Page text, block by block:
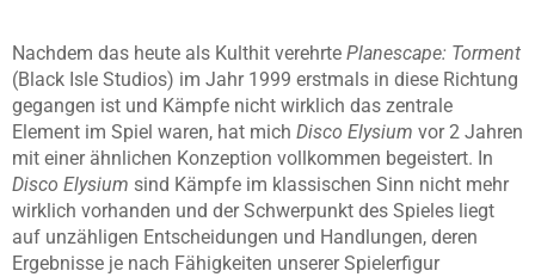
Nachdem das heute als Kulthit verehrte Planescape: Torment
(Black Isle Studios) im Jahr 1999 erstmals in diese Richtung
gegangen ist und Kämpfe nicht wirklich das zentrale
Element im Spiel waren, hat mich Disco Elysium vor 2 Jahren
mit einer ähnlichen Konzeption vollkommen begeistert. In
Disco Elysium sind Kämpfe im klassischen Sinn nicht mehr
wirklich vorhanden und der Schwerpunkt des Spieles liegt
auf unzähligen Entscheidungen und Handlungen, deren
Ergebnisse je nach Fähigkeiten unserer Spielerfigur